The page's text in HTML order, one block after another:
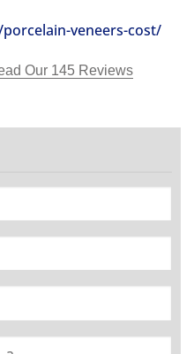
veneers-cost/
Our 145 Reviews